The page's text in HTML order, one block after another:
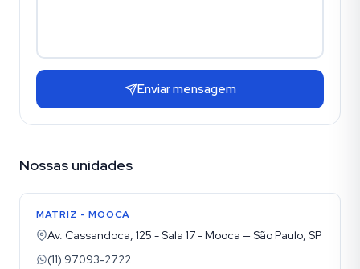
Enviar mensagem
Nossas unidades
MATRIZ - MOOCA
Av. Cassandoca, 125 - Sala 17 - Mooca — São Paulo, SP
(11) 97093-2722